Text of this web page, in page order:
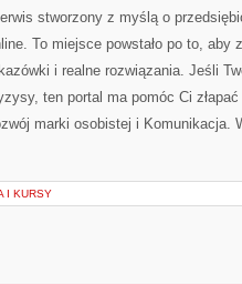
stworzony z myślą o
To miejsce powstało po to, aby
i realne rozwiązania. Jeśli
ten portal ma pomóc Ci
marki osobistej i Komunikacja.
I KURSY